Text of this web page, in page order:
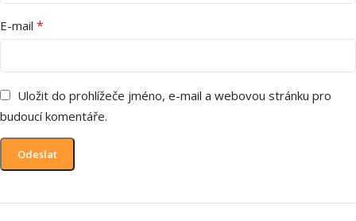
E-mail *
Uložit do prohlížeče jméno, e-mail a webovou stránku pro
budoucí komentáře.